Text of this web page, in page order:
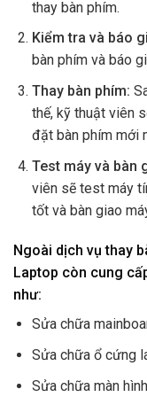
thay bàn phím.
Kiểm tra và báo
bàn phím và báo
Thay bàn phím:
thế, kỹ thuật viên
đặt bàn phím mới
Test máy và bàn
viên sẽ test máy
tốt và bàn giao
Ngoài dịch vụ thay
Laptop còn cung
như:
Sửa chữa
Sửa chữa ổ cứng
Sửa chữa màn